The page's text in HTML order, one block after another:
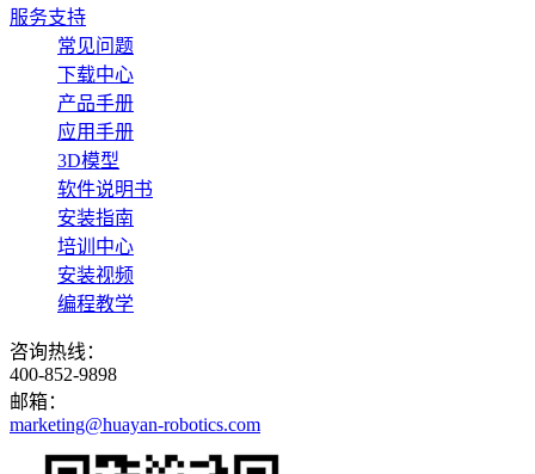
服务支持
常见问题
下载中心
产品手册
应用手册
3D模型
软件说明书
安装指南
培训中心
安装视频
编程教学
咨询热线：
400-852-9898
邮箱：
marketing@huayan-robotics.com